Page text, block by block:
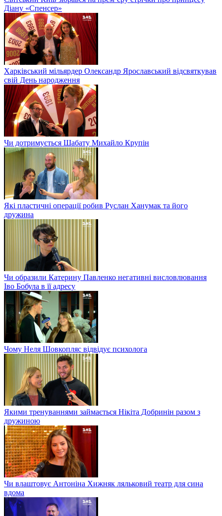
Діану «Спенсер»
Харківський мільярдер Олександр Ярославський відсвяткував
свій День народження
Чи дотримується Шабату Михайло Крупін
Які пластичні операції робив Руслан Ханумак та його
дружина
Чи образили Катерину Павленко негативні висловлювання
Іво Бобула в її адресу
Чому Неля Шовкопляс відвідує психолога
Якими тренуваннями займається Нікіта Добринін разом з
дружиною
Чи влаштовує Антоніна Хижняк ляльковий театр для сина
вдома